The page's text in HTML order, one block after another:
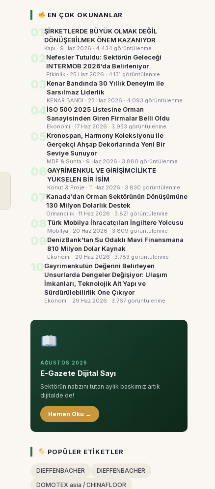
EN ÇOK OKUNANLAR
01ŞİRKETLERDE BÜYÜK OLMAK DEĞİL
DÖNÜŞEBİLMEK ÖNEM KAZANIYOR
Kapı · 9 Haz 2026 · 4.434 görüntülenme
02Nefesler Tutuldu: Sektörün Geleceği
INTERMOB 2026’da Belirleniyor
Etkinlik · 25 Haz 2026 · 4.131 görüntülenme
03Kenar Bandında 30 Yıllık Deneyim ile
Sarsılmaz Liderlik
KENAR BANDI · 23 Haz 2026 · 4.093 görüntülenme
04İSO 500 2025 Listesine Orman
Sanayisinden Giren Firmalar Belli Oldu
Ekonomi · 17 Haz 2026 · 3.933 görüntülenme
05Kronospan, Harmony Koleksiyonu ile
Gerçekçi Ahşap Dekorlarında Yeni Bir
Seviye Sunuyor
MDF & Sunta · 9 Haz 2026 · 3.880 görüntülenme
06GAYRİMENKUL VE GİRİŞİMCİLİKTE
YÜKSELEN BİR İSİM
Konut & Proje · 11 Haz 2026 · 3.830 görüntülenme
07Kanada’dan Orman Sektörünün Dönüşümüne
130 Milyon Dolarlık Destek
Ormancılık · 11 Haz 2026 · 3.821 görüntülenme
08Türk Mobilya İhracatçıları İngiltere Yolcusu
Mobilya · 20 Haz 2026 · 3.809 görüntülenme
09DenizBank’tan Su Odaklı Mavi Finansmana
810 Milyon Dolar Kaynak
Ekonomi · 20 Haz 2026 · 3.783 görüntülenme
10Gayrimenkulün Değerini Belirleyen
Unsurlarda Dengeler Değişiyor: Ulaşım
İmkanları, Teknolojik Alt Yapı ve
Sürdürülebilirlik Öne Çıkıyor
Ekonomi · 29 Haz 2026 · 3.767 görüntülenme
AĞUSTOS 2026
E-Gazete Dijital Sayı
Sektörün nabzını tutan aylık baskımız artık
dijitalde de!
Hemen Oku →
POPÜLER ETIKETLER
DIEFFENBACHER
DIEFFENBACHER
DOMOTEX asia / CHINAFLOOR